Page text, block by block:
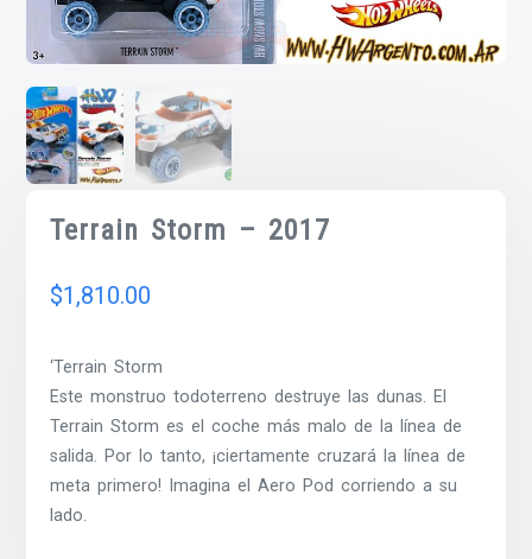
Terrain Storm – 2017
$1,810.00
‘Terrain Storm
Este monstruo todoterreno destruye las dunas. El
Terrain Storm es el coche más malo de la línea de
salida. Por lo tanto, ¡ciertamente cruzará la línea de
meta primero! Imagina el Aero Pod corriendo a su
lado.